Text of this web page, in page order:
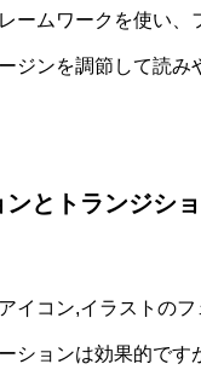
ームワークを使い、
ジンを調節して読み
ンとトランジシ
イコン,イラストの
ションは効果的です